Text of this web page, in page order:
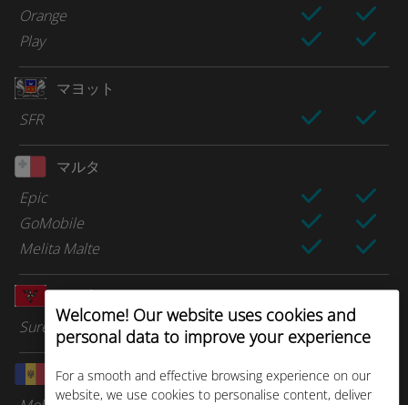
Welcome! Our website uses cookies and
personal data to improve your experience
For a smooth and effective browsing experience on our
website, we use cookies to personalise content, deliver
Orange
Play
マヨット
SFR
マルタ
Epic
GoMobile
Melita Malte
マン島
Sure Telecom
モルドバ